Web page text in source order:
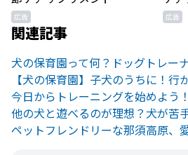
広告 広告
関連記事
犬の保育園って何？ドッグトレー
他の犬と遊べるのが理想？犬が苦